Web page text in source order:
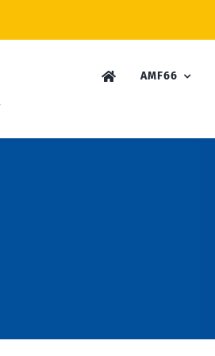
AMF66